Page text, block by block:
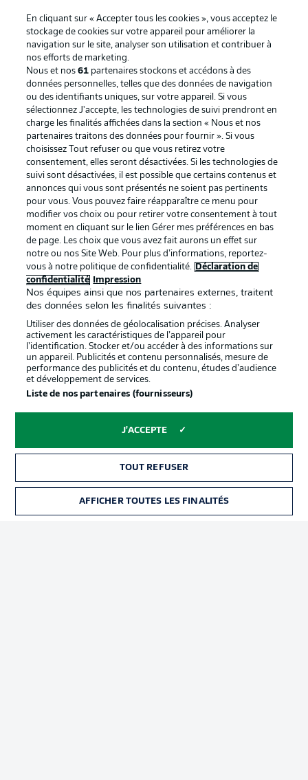
Football as it's meant to be
BUNDESLIGA APP
Proposé par
services
Mentions Légales Gérer mes préférences
Diffuseurs
Travaux Contact
En cliquant sur « Accepter tous les cookies », vous acceptez le
stockage de cookies sur votre appareil pour améliorer la
navigation sur le site, analyser son utilisation et contribuer à
nos efforts de marketing.
Nous et nos61 partenaires stockons et accédons à des
données personnelles, telles que des données de navigation
ou des identifiants uniques, sur votre appareil. Si vous
sélectionnez J'accepte, les technologies de suivi prendront en
charge les finalités affichées dans la section « Nous et nos
partenaires traitons des données pour fournir ». Si vous
choisissez Tout refuser ou que vous retirez votre
consentement, elles seront désactivées. Si les technologies de
suivi sont désactivées, il est possible que certains contenus et
annonces qui vous sont présentés ne soient pas pertinents
pour vous. Vous pouvez faire réapparaître ce menu pour
modifier vos choix ou pour retirer votre consentement à tout
moment en cliquant sur le lien Gérer mes préférences en bas
de page. Les choix que vous avez fait aurons un effet sur
notre ou nos Site Web. Pour plus d’informations, reportez-
vous à notre politique de confidentialité.
Déclaration de
confidentialité
Impression
Nos équipes ainsi que nos partenaires externes, traitent
des données selon les finalités suivantes :
Utiliser des données de géolocalisation précises. Analyser
activement les caractéristiques de l’appareil pour
l’identification. Stocker et/ou accéder à des informations sur
un appareil. Publicités et contenu personnalisés, mesure de
performance des publicités et du contenu, études d’audience
et développement de services.
Liste de nos partenaires (fournisseurs)
J'ACCEPTE
TOUT REFUSER
AFFICHER TOUTES LES FINALITÉS